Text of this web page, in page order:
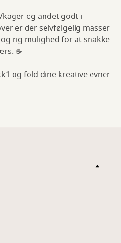
og andet godt i
er der selvfølgelig masser
rig mulighed for at snakke
☕️
og fold dine kreative evner